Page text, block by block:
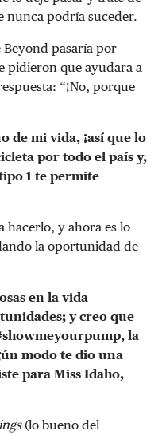
nunca podría suceder.
Beyond pasaría por
pidieron que ayudara a
“¡No, porque
de mi vida, ¡así que lo
por todo el país y,
1 te permite
hacerlo, y ahora es lo
la oportunidad de
en la vida
y creo que
la
modo te dio una
para Miss Idaho,
(lo bueno del